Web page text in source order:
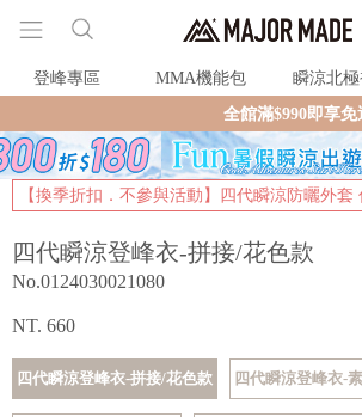
登峰專區 MMA機能包 瞬涼北極
全館滿$990即享免運🛒現貨商品2個
【換季折扣．不參與活動】四代瞬涼防曬外套
四代瞬涼登峰衣-拼接/花色款
No.0124030021080
NT. 660
四代瞬涼登峰衣-拼接/花色款 四代瞬涼登峰衣-